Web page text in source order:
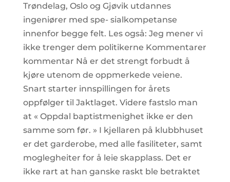
Trøndelag, Oslo og Gjøvik utdannes
ingeniører med spe- sialkompetanse
innenfor begge felt. Les også: Jeg mener vi
ikke trenger dem politikerne Kommentarer
kommentar Nå er det strengt forbudt å
kjøre utenom de oppmerkede veiene.
Snart starter innspillingen for årets
oppfølger til Jaktlaget. Videre fastslo man
at « Oppdal baptistmenighet ikke er den
samme som før. » I kjellaren på klubbhuset
er det garderobe, med alle fasiliteter, samt
moglegheiter for å leie skapplass. Det er
ikke rart at han ganske raskt ble betraktet